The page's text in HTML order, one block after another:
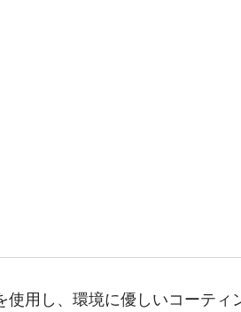
用し、環境に優しいコーテ